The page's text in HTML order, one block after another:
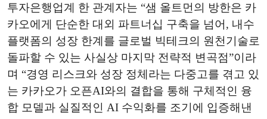
투자은행업계 한 관계자는 “샘 올트먼의 방한은 카
카오에게 단순한 대외 파트너십 구축을 넘어, 내수
플랫폼의 성장 한계를 글로벌 빅테크의 원천기술로
돌파할 수 있는 사실상 마지막 전략적 변곡점”이라
며 “경영 리스크와 성장 정체라는 다중고를 겪고 있
는 카카오가 오픈AI와의 결합을 통해 구체적인 융
합 모델과 실질적인 AI 수익화를 조기에 입증해낸